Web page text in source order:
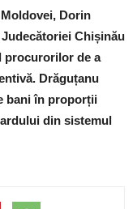
Dorin
Chișinău
procurorilor de a
Drăguțanu
bani în proporții
din sistemul